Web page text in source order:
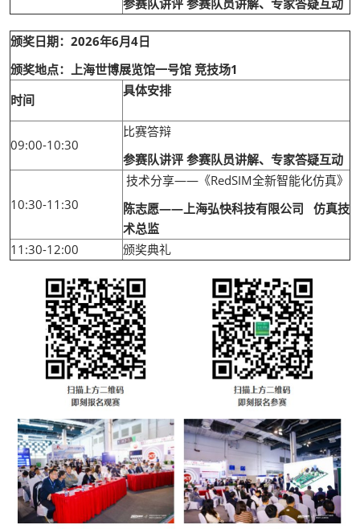
颁奖日期：2026年6月4日
颁奖地点：上海世博展览馆一号馆 竞技场1
时间
具体安排
09:00-10:30
比赛答辩
参赛队讲评 参赛队员讲解、专家答疑互动
10:30-11:30
技术分享——《RedSIM全新智能化仿真》
陈志愿——上海弘快科技有限公司 仿真技
术总监
11:30-12:00
颁奖典礼